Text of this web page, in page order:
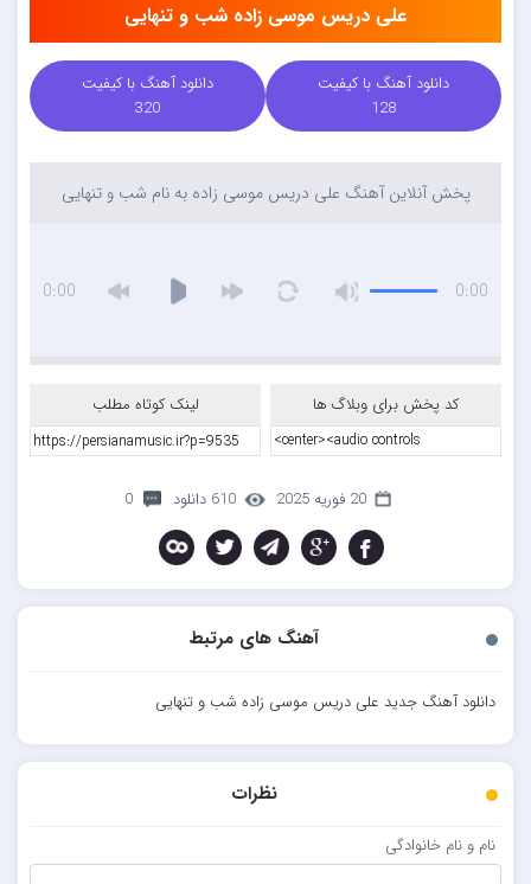
علی دریس موسی زاده شب و تنهایی
دانلود آهنگ با کیفیت
128
دانلود آهنگ با کیفیت
320
پخش آنلاین آهنگ علی دریس موسی زاده به نام شب و تنهایی
0:00
0:00
کد پخش برای وبلاگ ها لینک کوتاه مطلب
20 فوریه 2025 610 دانلود 0
آهنگ های مرتبط
دانلود آهنگ جدید علی دریس موسی زاده شب و تنهایی
نظرات
نام و نام خانوادگی